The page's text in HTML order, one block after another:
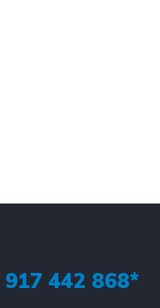
917 442 868*